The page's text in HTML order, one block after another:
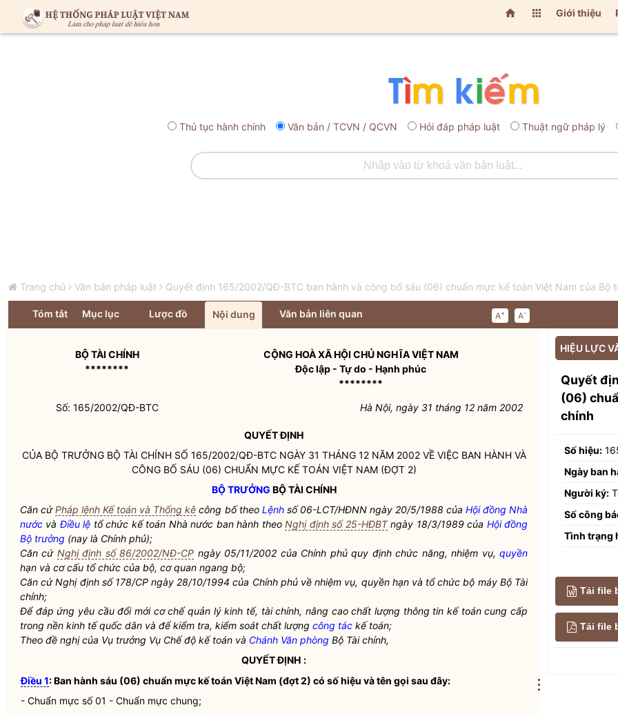
  Giới thiệu
Thủ tục hành chính Văn bản / TCVN / QCVN Hỏi đáp pháp luật Thuật ngữ pháp lý
Trang chủ Văn bản pháp luật Quyết định 165/2002/QĐ-BTC ban hành và công bố sáu (06) chuẩn mực kế toán Việt Nam của Bộ
Tóm tắt Mục lục Lược đồ Nội dung Văn bản liên quan A+ A-
BỘ TÀI CHÍNH
********
CỘNG HOÀ XÃ HỘI CHỦ NGHĨA VIỆT NAM
Độc lập - Tự do - Hạnh phúc
********
Số: 165/2002/QĐ-BTC Hà Nội, ngày 31 tháng 12 năm 2002
QUYẾT ĐỊNH
CỦA BỘ TRƯỞNGBỘ TÀI CHÍNH SỐ 165/2002/QĐ-BTC NGÀY 31 THÁNG 12 NĂM 2002 VỀ VIỆC BAN HÀNH VÀ
CÔNG BỐ SÁU (06) CHUẨN MỰC KẾ TOÁN VIỆT NAM (ĐỢT 2)
BỘ TRƯỞNG BỘ TÀI CHÍNH
Căn cứPháp lệnh Kế toán và Thống kê công bố theo Lệnhsố 06-LCT/HĐNN ngày 20/5/1988 của Hội đồng Nhà
nước và Điều lệ tổ chức kế toán Nhà nước ban hành theoNghị định số 25-HĐBTngày 18/3/1989 của Hội đồng
Bộ trưởng (nay là Chính phủ);
Căn cứ Nghị định số 86/2002/NĐ-CP ngày 05/11/2002 của Chính phủ quy định chức năng, nhiệm vụ,quyền
hạn và cơ cấu tổ chức của bộ, cơ quan ngang bộ;
Căn cứ Nghị định số 178/CP ngày 28/10/1994 của Chính phủ về nhiệm vụ, quyềnhạn và tổ chức bộ máy Bộ Tài
chính;
Để đáp ứng yêu cầu đổi mới cơ chế quản lý kinh tế, tài chính, nâng cao chất lượng thông tin kế toán cung cấp
trong nền kinh tế quốc dân và để kiểm tra, kiểm soát chất lượng công tác kế toán;
Theo đề nghị của Vụ trưởng Vụ Chế độ kế toán và Chánh Văn phòng Bộ Tài chính,
QUYẾT ĐỊNH :
Điều 1:Ban hành sáu (06) chuẩn mực kế toán Việt Nam (đợt 2) có số hiệu và tên gọi sau đây:
- Chuẩn mực số 01 - Chuẩn mực chung;
HIỆU LỰC
Quyết
(06)
chính
Số hiệu:
Ngày ban
Người ký:
Số công
Tình trạng
Tải file
Tải file
⋮